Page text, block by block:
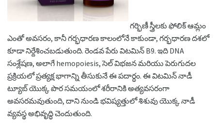
గర్భిణీ స్త్రీలకు ఫోలిక్ ఆమ్లం
ఎంతో అవసరం, కానీ గర్భధారణ కాలంలోనే కాకుండా, గర్భధారణ దశలో
కూడా నిర్దేశించబడుతుంది. రెండవ పేరు విటమిన్ B9. ఇది DNA
సంశ్లేషణ, అలాగే hemopoiesis, సెల్ విభజన మరియు పెరుగుదల
ప్రక్రియలో ప్రత్యక్ష భాగాన్ని తీసుకునే ఈ పదార్ధం. ఈ విటమిన్ నాడీ
ట్యూబ్ యొక్క పొర సమయంలో శరీరానికి అత్యవసరంగా
అవసరమవుతుంది, దాని నుండి భవిష్యత్తులో శిశువు యొక్క నాడీ
వ్యవస్థ అభివృద్ధి చెందుతుంది.